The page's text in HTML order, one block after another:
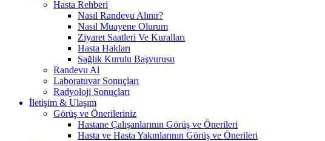
Hasta Rehberi
Nasıl Randevu Alınır?
Nasıl Muayene Olurum
Ziyaret Saatleri Ve Kuralları
Hasta Hakları
Sağlık Kurulu Başvurusu
Randevu Al
Laboratuvar Sonuçları
Radyoloji Sonuçları
İletişim & Ulaşım
Görüş ve Önerileriniz
Hastane Çalışanlarının Görüş ve Önerileri
Hasta ve Hasta Yakınlarının Görüş ve Önerileri